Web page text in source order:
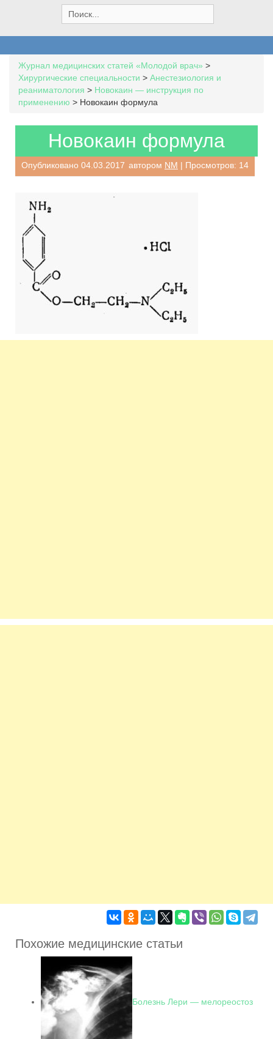
e
a
h
f
o
r
Журнал медицинских статей «Молодой врач» >
Хирургические специальности > Анестезиология и
реаниматология > Новокаин — инструкция по
применению > Новокаин формула
Новокаин формула
Опубликовано 04.03.2017 автором NM | Просмотров: 14
Похожие медицинские статьи
Болезнь Лери — мелореостоз